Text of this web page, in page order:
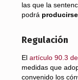
las que la
podrá
Regulación
El artículo 90.3
medidas que
convenido los